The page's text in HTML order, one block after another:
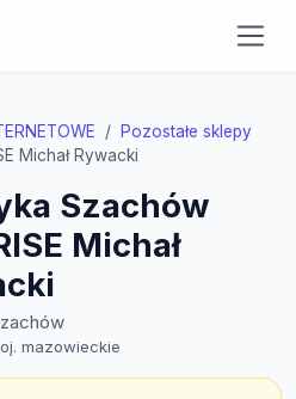
Pozostałe sklepy
Michał Rywacki
Szachów
Michał
mazowieckie